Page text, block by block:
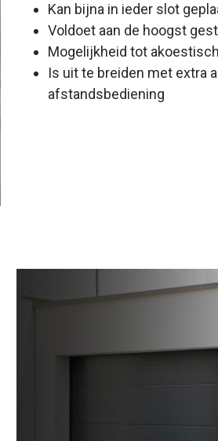
Kan bijna in ieder slot
Voldoet aan de hoogst
Mogelijkheid tot
Is uit te breiden met extra
afstandsbediening